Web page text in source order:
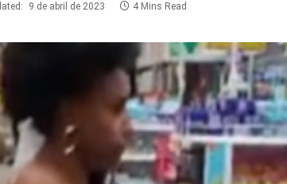
9 de abril de 2023 4 Mins Read